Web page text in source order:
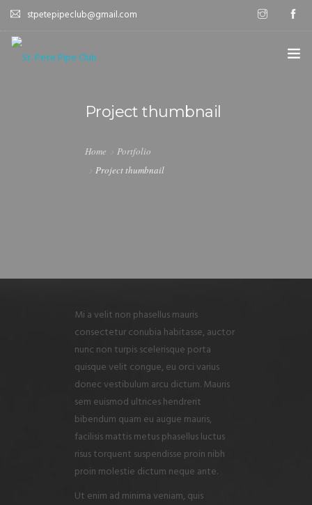
stpetepipeclub@gmail.com
Project thumbnail
Home
Portfolio
Project thumbnail
Mi a velit non phasellus mauris
consectetur conubia habitasse, auctor
nunc non turpis scelerisque porta
quisque velit congue, eu orci varius
donec vestibulum arcu dictum. Mauris
sem euismod ultrices hendrerit
bibendum quam eu augue mauris,
facilisis mattis metus phasellus luctus
risus torquent suspendisse proin nibh
proin molestie dictum neque ante.
Ut enim ad minima veniam, quis